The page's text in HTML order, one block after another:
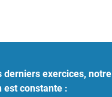
derniers exercices, notre
est constante :